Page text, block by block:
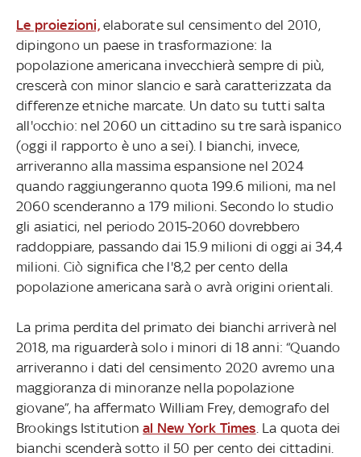
Le proiezioni,elaborate sul censimento del 2010,
dipingono un paese in trasformazione: la
popolazione americana invecchierà sempre di più,
crescerà con minor slancio e sarà caratterizzata da
differenze etniche marcate. Un dato su tutti salta
all'occhio: nel 2060 un cittadino su tre sarà ispanico
(oggi il rapporto è uno a sei). I bianchi, invece,
arriveranno alla massima espansione nel 2024
quando raggiungeranno quota 199.6 milioni, ma nel
2060 scenderanno a 179 milioni. Secondo lo studio
gli asiatici, nel periodo 2015-2060 dovrebbero
raddoppiare, passando dai 15.9 milioni di oggi ai 34,4
milioni. Ciò significa che l'8,2 per cento della
popolazione americana sarà o avrà origini orientali.
La prima perdita del primato dei bianchi arriverà nel
2018, ma riguarderà solo i minori di 18 anni: “Quando
arriveranno i dati del censimento 2020 avremo una
maggioranza di minoranze nella popolazione
giovane”, ha affermato William Frey, demografo del
Brookings Istitutional New York Times . La quota dei
bianchi scenderà sotto il 50 per cento dei cittadini.